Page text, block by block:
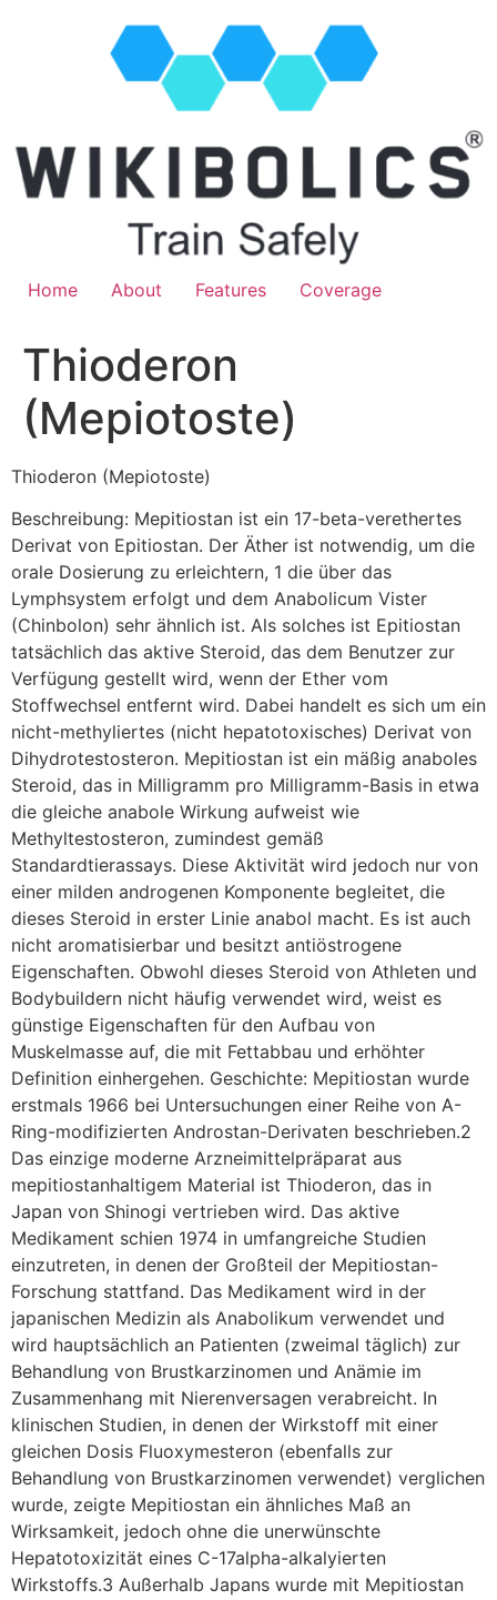
Home About Features Coverage
Thioderon
(Mepiotoste)
Thioderon (Mepiotoste)
Beschreibung: Mepitiostan ist ein 17-beta-verethertes
Derivat von Epitiostan. Der Äther ist notwendig, um die
orale Dosierung zu erleichtern, 1 die über das
Lymphsystem erfolgt und dem Anabolicum Vister
(Chinbolon) sehr ähnlich ist. Als solches ist Epitiostan
tatsächlich das aktive Steroid, das dem Benutzer zur
Verfügung gestellt wird, wenn der Ether vom
Stoffwechsel entfernt wird. Dabei handelt es sich um ein
nicht-methyliertes (nicht hepatotoxisches) Derivat von
Dihydrotestosteron. Mepitiostan ist ein mäßig anaboles
Steroid, das in Milligramm pro Milligramm-Basis in etwa
die gleiche anabole Wirkung aufweist wie
Methyltestosteron, zumindest gemäß
Standardtierassays. Diese Aktivität wird jedoch nur von
einer milden androgenen Komponente begleitet, die
dieses Steroid in erster Linie anabol macht. Es ist auch
nicht aromatisierbar und besitzt antiöstrogene
Eigenschaften. Obwohl dieses Steroid von Athleten und
Bodybuildern nicht häufig verwendet wird, weist es
günstige Eigenschaften für den Aufbau von
Muskelmasse auf, die mit Fettabbau und erhöhter
Definition einhergehen. Geschichte: Mepitiostan wurde
erstmals 1966 bei Untersuchungen einer Reihe von A-
Ring-modifizierten Androstan-Derivaten beschrieben.2
Das einzige moderne Arzneimittelpräparat aus
mepitiostanhaltigem Material ist Thioderon, das in
Japan von Shinogi vertrieben wird. Das aktive
Medikament schien 1974 in umfangreiche Studien
einzutreten, in denen der Großteil der Mepitiostan-
Forschung stattfand. Das Medikament wird in der
japanischen Medizin als Anabolikum verwendet und
wird hauptsächlich an Patienten (zweimal täglich) zur
Behandlung von Brustkarzinomen und Anämie im
Zusammenhang mit Nierenversagen verabreicht. In
klinischen Studien, in denen der Wirkstoff mit einer
gleichen Dosis Fluoxymesteron (ebenfalls zur
Behandlung von Brustkarzinomen verwendet) verglichen
wurde, zeigte Mepitiostan ein ähnliches Maß an
Wirksamkeit, jedoch ohne die unerwünschte
Hepatotoxizität eines C-17alpha-alkalyierten
Wirkstoffs.3 Außerhalb Japans wurde mit Mepitiostan